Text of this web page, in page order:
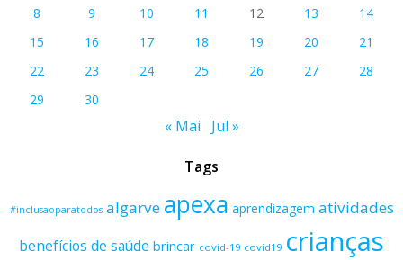
8
9 10 11 12 13
14
15
16 17 18 19 20
21
22
23 24 25 26 27
28
29
30
« Mai Jul »
Tags
#inclusaoparatodos algarve apexa aprendizagem atividades
benefícios de saúde brincar covid-19 covid19 crianças